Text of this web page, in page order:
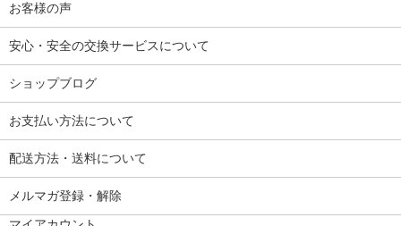
お客様の声
安心・安全の交換サービスについて
ショップブログ
お支払い方法について
配送方法・送料について
メルマガ登録・解除